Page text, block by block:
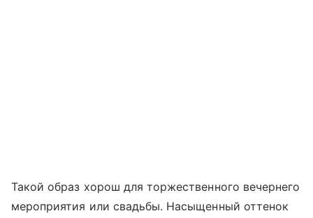
Такой образ хорош для торжественного вечернего
мероприятия или свадьбы. Насыщенный оттенок